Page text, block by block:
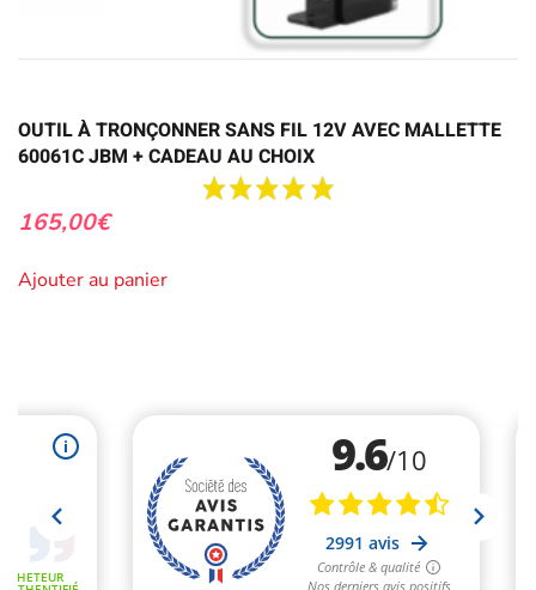
OUTIL À TRONÇONNER SANS FIL 12V AVEC MALLETTE
60061C JBM + CADEAU AU CHOIX
165,00€
Ajouter au panier